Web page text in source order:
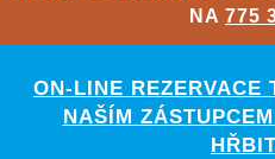
NA 775
ON-LINE REZERVACE
NAŠÍM